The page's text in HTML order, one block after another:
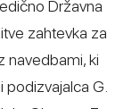
Državna
zahtevka za
navedbami, ki
G.